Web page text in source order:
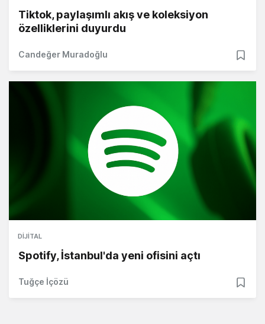
Tiktok, paylaşımlı akış ve koleksiyon
özelliklerini duyurdu
Candeğer Muradoğlu
DIJITAL
Spotify, İstanbul'da yeni ofisini açtı
Tuğçe İçözü